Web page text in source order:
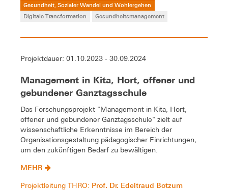
Gesundheit, Sozialer Wandel und Wohlergehen
Digitale Transformation
Gesundheitsmanagement
Projektdauer: 01.10.2023 - 30.09.2024
Management in Kita, Hort, offener und
gebundener Ganztagsschule
Das Forschungsprojekt "Management in Kita, Hort,
offener und gebundener Ganztagsschule" zielt auf
wissenschaftliche Erkenntnisse im Bereich der
Organisationsgestaltung pädagogischer Einrichtungen,
um den zukünftigen Bedarf zu bewältigen.
MEHR
Projektleitung THRO: Prof. Dr. Edeltraud Botzum